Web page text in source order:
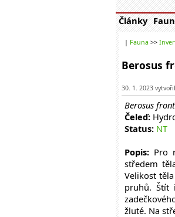
Články
| Fauna >>
Berosus
30. 1. 2023 vytvořil
Berosus
Čeleď:
Status: NT
Popis: Pro
středem
Velikost
pruhů. Štít
žluté. Na